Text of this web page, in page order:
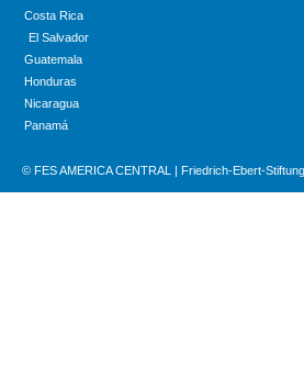
Costa Rica
El Salvador
Guatemala
Honduras
Nicaragua
Panamá
© FES AMERICA CENTRAL | Friedrich-Ebert-